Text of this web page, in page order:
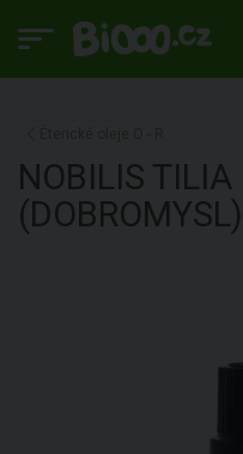
NOBILIS TILIA
(DOBROMYSL)